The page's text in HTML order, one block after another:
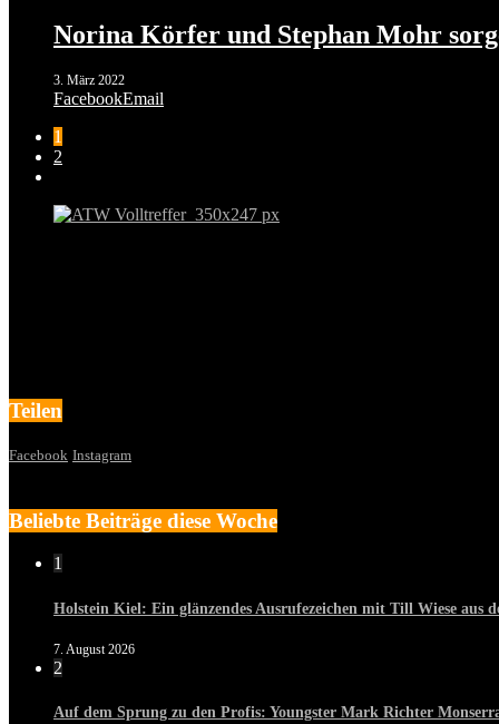
Norina Körfer und Stephan Mohr
3. März 2022
FacebookEmail
1
2
Teilen
Facebook Instagram
Beliebte Beiträge diese Woche
1
Holstein Kiel: Ein glänzendes Ausrufezeichen mit Till Wiese aus
7. August 2026
2
Auf dem Sprung zu den Profis: Youngster Mark Richter